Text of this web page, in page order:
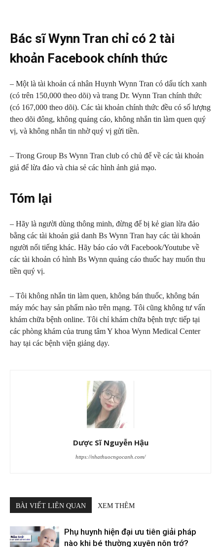
Bác sĩ Wynn Tran chỉ có 2 tài
khoản Facebook chính thức
– Một là tài khoản cá nhân Huynh Wynn Tran có dấu tích xanh
(có trên 150,000 theo dõi) và trang Dr. Wynn Tran chính thức
(có 167,000 theo dõi). Các tài khoản chính thức đều có số lượng
theo dõi đông, không quảng cáo, không nhắn tin làm quen quý
vị, và không nhắn tin nhờ quý vị gửi tiền.
– Trong Group Bs Wynn Tran club có chủ để về các tài khoản
giả để lừa đảo và chia sẻ các hình ảnh giả mạo.
Tóm lại
– Hãy là người dùng thông minh, đừng để bị kẻ gian lừa đảo
bằng các tài khoản giả danh Bs Wynn Tran hay các tài khoản
người nổi tiếng khác. Hãy báo cáo với Facebook/Youtube về
các tài khoản có hình Bs Wynn quảng cáo thuốc hay muốn thu
tiền quý vị.
– Tôi không nhắn tin làm quen, không bán thuốc, không bán
máy móc hay sản phẩm nào trên mạng. Tôi cũng không tư vấn
khám chữa bệnh online. Tôi chỉ khám chữa bệnh trực tiếp tại
các phòng khám của trung tâm Y khoa Wynn Medical Center
hay tại các bệnh viện giảng dạy.
Dược Sĩ Nguyễn Hậu
https://nhathuocngocanh.com/
BÀI VIẾT LIÊN QUAN XEM THÊM
Phụ huynh hiện đại ưu tiên giải pháp
nào khi bé thường xuyên nôn trớ?